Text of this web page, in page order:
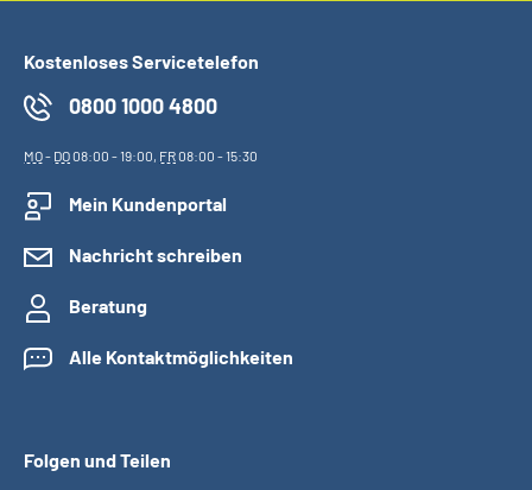
Kostenloses Servicetelefon
0800 1000 4800
MO- DO08:00 - 19:00, FR08:00 - 15:30
Mein Kundenportal
Nachricht schreiben
Beratung
Alle Kontaktmöglichkeiten
Folgen und Teilen